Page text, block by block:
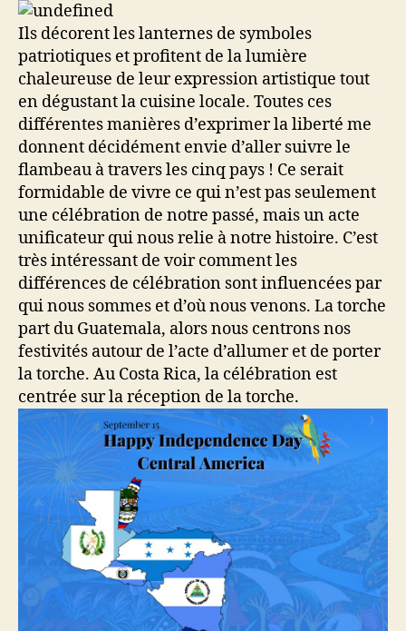
Ils décorent les lanternes de symboles
patriotiques et profitent de la lumière
chaleureuse de leur expression artistique tout
en dégustant la cuisine locale. Toutes ces
différentes manières d’exprimer la liberté me
donnent décidément envie d’aller suivre le
flambeau à travers les cinq pays ! Ce serait
formidable de vivre ce qui n’est pas seulement
une célébration de notre passé, mais un acte
unificateur qui nous relie à notre histoire. C’est
très intéressant de voir comment les
différences de célébration sont influencées par
qui nous sommes et d’où nous venons. La torche
part du Guatemala, alors nous centrons nos
festivités autour de l’acte d’allumer et de porter
la torche. Au Costa Rica, la célébration est
centrée sur la réception de la torche.